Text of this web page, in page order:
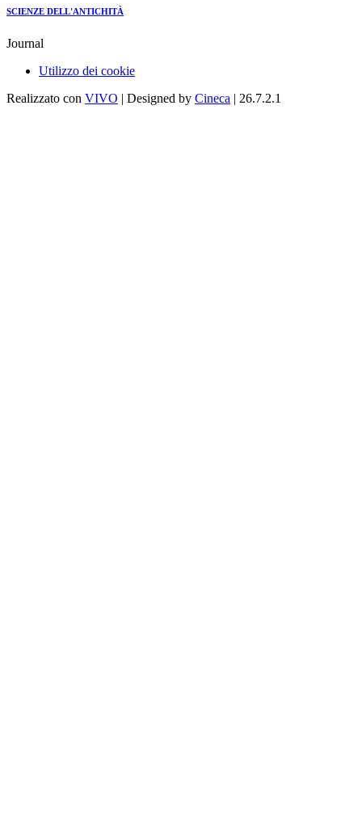
SCIENZE DELL'ANTICHITÀ
Journal
Utilizzo dei cookie
Realizzato con VIVO | Designed by Cineca | 26.7.2.1